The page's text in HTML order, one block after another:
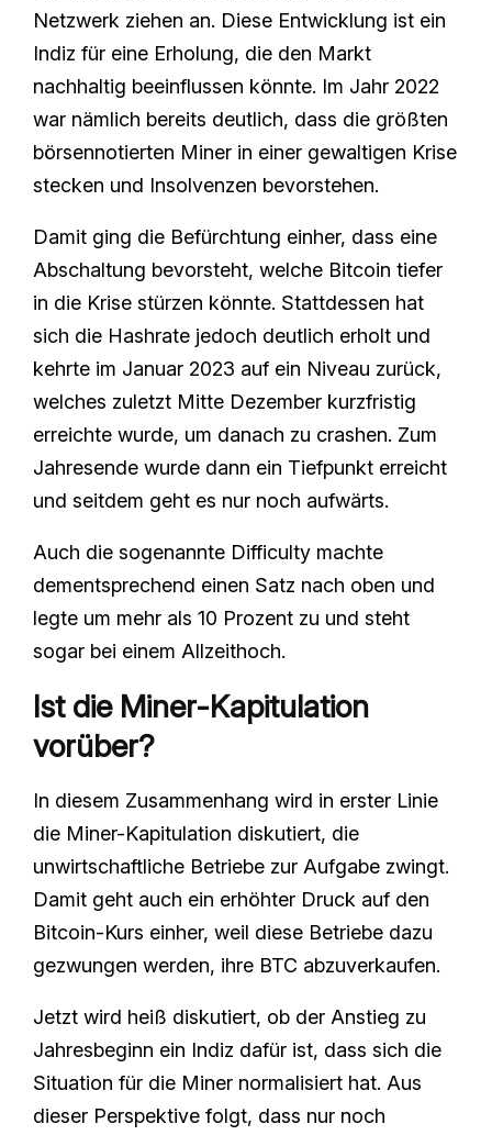
Netzwerk ziehen an. Diese Entwicklung ist ein
Indiz für eine Erholung, die den Markt
nachhaltig beeinflussen könnte. Im Jahr 2022
war nämlich bereits deutlich, dass die größten
börsennotierten Miner in einer gewaltigen Krise
stecken und Insolvenzen bevorstehen.
Damit ging die Befürchtung einher, dass eine
Abschaltung bevorsteht, welche Bitcoin tiefer
in die Krise stürzen könnte. Stattdessen hat
sich die Hashrate jedoch deutlich erholt und
kehrte im Januar 2023 auf ein Niveau zurück,
welches zuletzt Mitte Dezember kurzfristig
erreichte wurde, um danach zu crashen. Zum
Jahresende wurde dann ein Tiefpunkt erreicht
und seitdem geht es nur noch aufwärts.
Auch die sogenannte Difficulty machte
dementsprechend einen Satz nach oben und
legte um mehr als 10 Prozent zu und steht
sogar bei einem Allzeithoch.
Ist die Miner-Kapitulation
vorüber?
In diesem Zusammenhang wird in erster Linie
die Miner-Kapitulation diskutiert, die
unwirtschaftliche Betriebe zur Aufgabe zwingt.
Damit geht auch ein erhöhter Druck auf den
Bitcoin-Kurs einher, weil diese Betriebe dazu
gezwungen werden, ihre BTC abzuverkaufen.
Jetzt wird heiß diskutiert, ob der Anstieg zu
Jahresbeginn ein Indiz dafür ist, dass sich die
Situation für die Miner normalisiert hat. Aus
dieser Perspektive folgt, dass nur noch